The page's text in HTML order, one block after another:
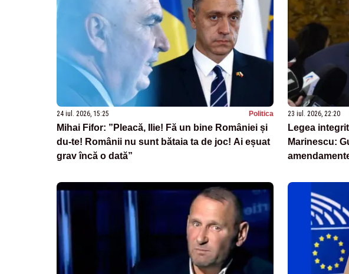
24 iul. 2026, 15:25 Politica
Mihai Fifor: ”Pleacă, Ilie! Fă un bine României și
du-te! Românii nu sunt bătaia ta de joc! Ai eșuat
grav încă o dată”
23 iul. 2026, 22:20
Legea
Marinescu: